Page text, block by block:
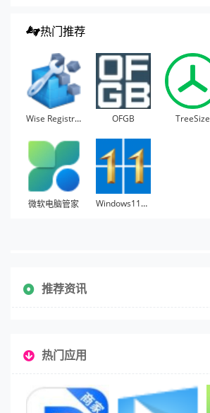
热门推荐
Wise Registry Cleaner OFGB TreeSize
微软电脑管家 Windows11Manager
推荐资讯
热门应用